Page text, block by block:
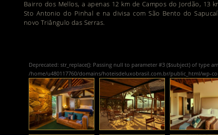
Bairro dos Mellos, a apenas 12 km de Campos do Jordão, 13
Sto Antonio do Pinhal e na divisa com São Bento do
novo Triângulo das Serras.
Deprecated: str_replace(): Passing null to parameter #3 ($subject) of type
/home/u480117760/domains/hoteisdeluxobrasil.com.br/public_html/wp-